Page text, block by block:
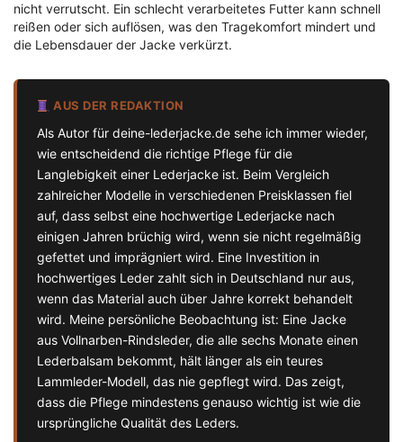
nicht verrutscht. Ein schlecht verarbeitetes Futter kann schnell
reißen oder sich auflösen, was den Tragekomfort mindert und
die Lebensdauer der Jacke verkürzt.
AUS DER REDAKTION
Als Autor für deine-lederjacke.de sehe ich immer wieder,
wie entscheidend die richtige Pflege für die
Langlebigkeit einer Lederjacke ist. Beim Vergleich
zahlreicher Modelle in verschiedenen Preisklassen fiel
auf, dass selbst eine hochwertige Lederjacke nach
einigen Jahren brüchig wird, wenn sie nicht regelmäßig
gefettet und imprägniert wird. Eine Investition in
hochwertiges Leder zahlt sich in Deutschland nur aus,
wenn das Material auch über Jahre korrekt behandelt
wird. Meine persönliche Beobachtung ist: Eine Jacke
aus Vollnarben-Rindsleder, die alle sechs Monate einen
Lederbalsam bekommt, hält länger als ein teures
Lammleder-Modell, das nie gepflegt wird. Das zeigt,
dass die Pflege mindestens genauso wichtig ist wie die
ursprüngliche Qualität des Leders.